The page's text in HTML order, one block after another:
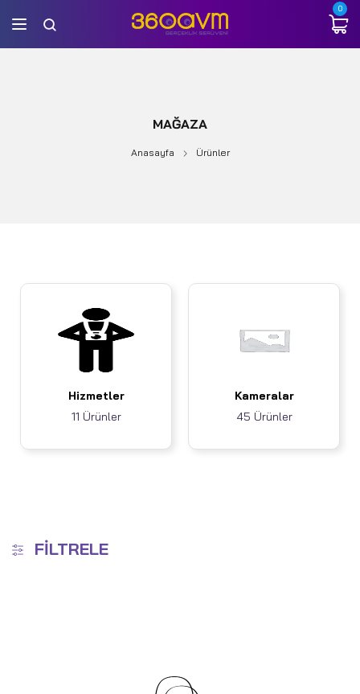
0
MAĞAZA
Anasayfa Ürünler
Hizmetler
11 Ürünler
Kameralar
45 Ürünler
FILTRELE